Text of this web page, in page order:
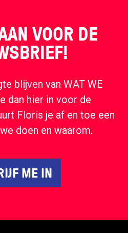
VOOR DE
blijven van WAT WE
dan hier in voor de
Floris je af en toe een
doen en waarom.
ME IN